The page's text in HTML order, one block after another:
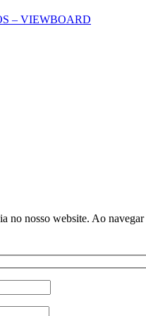
– VIEWBOARD
no nosso website. Ao